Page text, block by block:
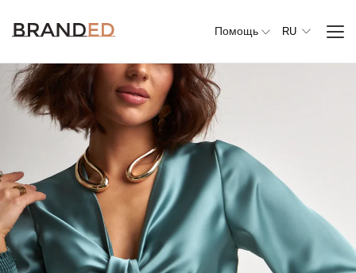
Помощь RU
одежда
Верхняя
одежда
Джемперы,
свитеры и